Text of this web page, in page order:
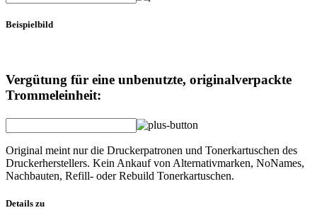
Beispielbild
Vergütung für eine unbenutzte, originalverpackte
Trommeleinheit:
Original meint nur die Druckerpatronen und Tonerkartuschen des
Druckerherstellers. Kein Ankauf von Alternativmarken, NoNames,
Nachbauten, Refill- oder Rebuild Tonerkartuschen.
Details zu